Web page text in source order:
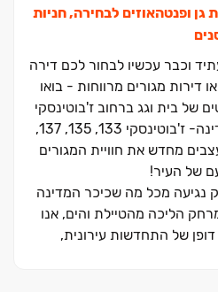
5 חד', דירות גן ופנטהאוזים לבחירה, חניות
וכבר עכשיו לבחור לכם דירה
דירות מגורים מרווחות - בואו
של בית וגג ‏ברחוב ז'בוטינסקי
בל אביב בסמוך לכיכר המדינה- ז'בוטינסקי ‏133, ‏135, ‏137,
מחדש את חוויית המגורים
של העיר!
נגיעה מכל מה שכיכר המדינה
הליכה מהטיילת והים, אנו
דופן של התחדשות עירונית,